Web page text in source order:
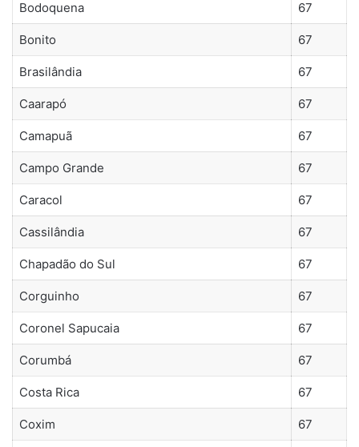
Bodoquena 67
Bonito 67
Brasilândia 67
Caarapó 67
Camapuã 67
Campo Grande 67
Caracol 67
Cassilândia 67
Chapadão do Sul 67
Corguinho 67
Coronel Sapucaia 67
Corumbá 67
Costa Rica 67
Coxim 67